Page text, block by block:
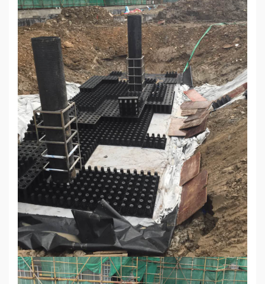
资
讯
荣
誉
资
质
系
我
们